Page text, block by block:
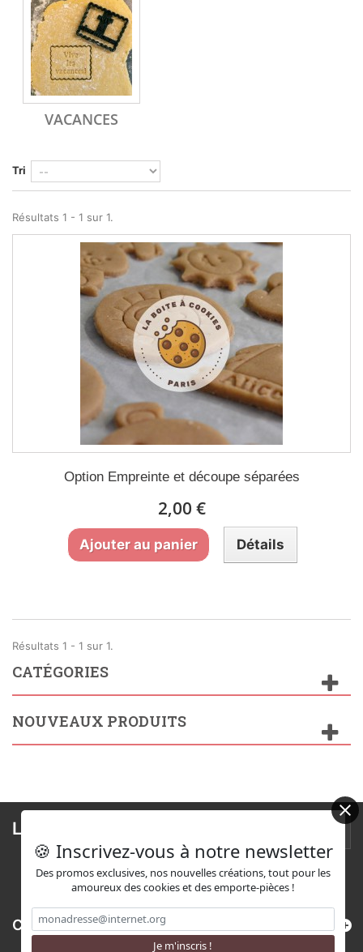
VACANCES
Tri
Résultats 1 - 1 sur 1.
Option Empreinte et découpe séparées
2,00 €
Ajouter au panier Détails
Résultats 1 - 1 sur 1.
CATÉGORIES
NOUVEAUX PRODUITS
Lettre d'informations
Catégories
🍪 Inscrivez-vous à notre newsletter
Des promos exclusives, nos nouvelles créations, tout pour les
amoureux des cookies et des emporte-pièces !